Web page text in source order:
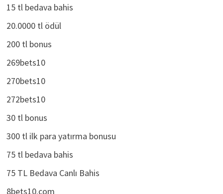
15 tl bedava bahis
20.0000 tl ödül
200 tl bonus
269bets10
270bets10
272bets10
30 tl bonus
300 tl ilk para yatırma bonusu
75 tl bedava bahis
75 TL Bedava Canlı Bahis